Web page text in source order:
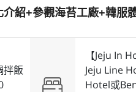
紹+參觀海苔⼯廠+韓服
拌飯
【Jeju In
Jeju Line
Hotel或